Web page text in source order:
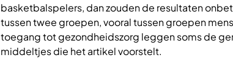
basketbalspelers, dan zouden de resultaten
tussen twee groepen, vooral tussen groepen
toegang tot gezondheidszorg leggen soms de
middeltjes die het artikel voorstelt.